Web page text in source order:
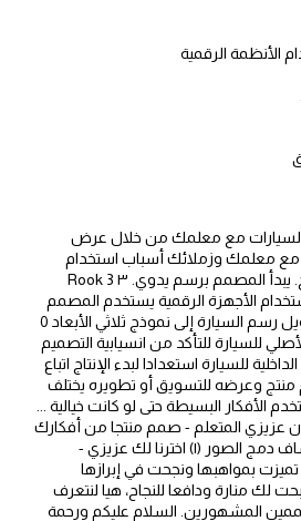
الأنظمة الرقمية
السيارات مع معلمك من خلال عرض
مع معلمك وزملائك أسباب استخدام
النموذج الرقمي قبل الإنتاج. يبدأ المصمم برسم يدوي. Rook 3 ۳
الأجهزة الرقمية يستخدم المصمم
تطبيقات ثلاثية الأبعاد لتحويل رسم السيارة إلى نموذج ثلاثي الأبعاد 0
للسيارة للتأكد من انسيابية التصميم
للسيارة استعدادا لبدء الإنتاج اتباع
وعرضه للتسويق أو تطويره يختلف
الأفكار البسيطة حتى لو كانت خيالية ...
عزيزي المتعلم - صمم منتجا من أفكارك
- ورقة عمل (٤٤). الاستكشاف دمج الصور (۱) اخترنا لك عزيزي -
بمواهبها ونجحت في إبرازها
لك منارة ودافعا للنجاح، هيا لنتعرف
المشهورين. السلام عليكم ورحمة